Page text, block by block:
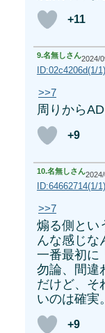
+11
9.名無しさん2024/
ID:02c4206d(1/1)
>>7
周りから
+9
10.名無しさん
ID:64662714(1/1)
>>7
煽る側とい
んな感じな
一番最初に
勿論、間違
だけど、そ
いのは確実。
+9